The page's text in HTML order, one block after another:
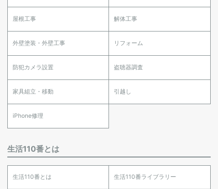
屋根工事 解体工事
外壁塗装・外壁工事 リフォーム
防犯カメラ設置 盗聴器調査
家具組立・移動 引越し
iPhone修理
生活110番とは
生活110番とは 生活110番ライブラリー